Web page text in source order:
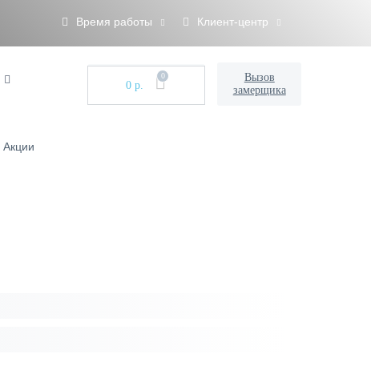
Время работы Клиент-центр
0 р.
0
Вызов
замерщика
Акции